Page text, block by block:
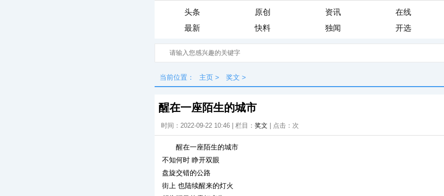
头条 原创 资讯
在线
最新
快料 独闻 开选
当前位置： 主页 > 奖文 >
醒在一座陌生的城市
时间：2022-09-22 10:46 | 栏目： 奖文 | 点击： 次
醒在一座陌生的城市
不知何时 睁开双眼
盘旋交错的公路
街上 也陆续醒来的灯火